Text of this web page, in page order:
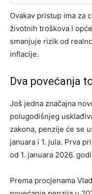
Ovakav pristup ima za
životnih troškova i
smanjuje rizik od
inflacije.
Dva povećanja
Još jedna značajna
polugodišnjeg
zakona, penzije će se
januara i 1. jula. Prva
od 1. januara 2026.
Prema procjenama